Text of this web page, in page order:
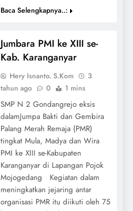
Baca Selengkapnya..:
Jumbara PMI ke XIII se-
Kab. Karanganyar
Hery Isnanto. S.Kom
3
tahun ago
0 1 mins
SMP N 2 Gondangrejo eksis
dalamJumpa Bakti dan Gembira
Palang Merah Remaja (PMR)
tingkat Mula, Madya dan Wira
PMI ke XIII se-Kabupaten
Karanganyar di Lapangan Pojok
Mojogedang Kegiatan dalam
meningkatkan jejaring antar
organisasi PMR itu diikuti oleh 75